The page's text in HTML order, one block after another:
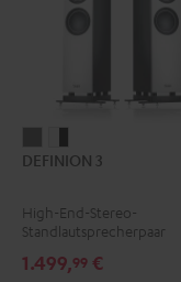
3
3
/
Schwarz
DEFINION 3
High-End-Stereo-
Standlautsprecherpaar
1.499,99 €